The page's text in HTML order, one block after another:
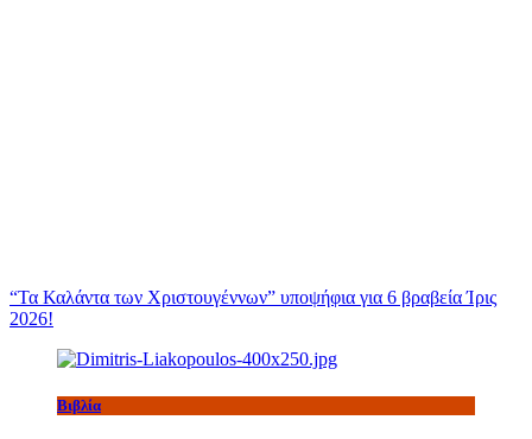
“Τα Καλάντα των Χριστουγέννων” υποψήφια για 6 βραβεία Ίρις
2026!
Βιβλία